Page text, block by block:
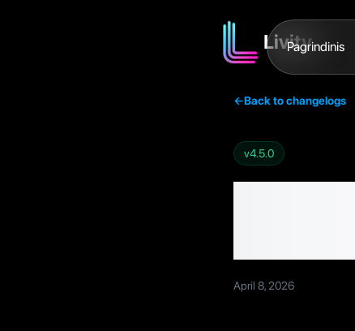
LivityPagrindinis
←Back to changelogs
v4.5.0
April 8, 2026